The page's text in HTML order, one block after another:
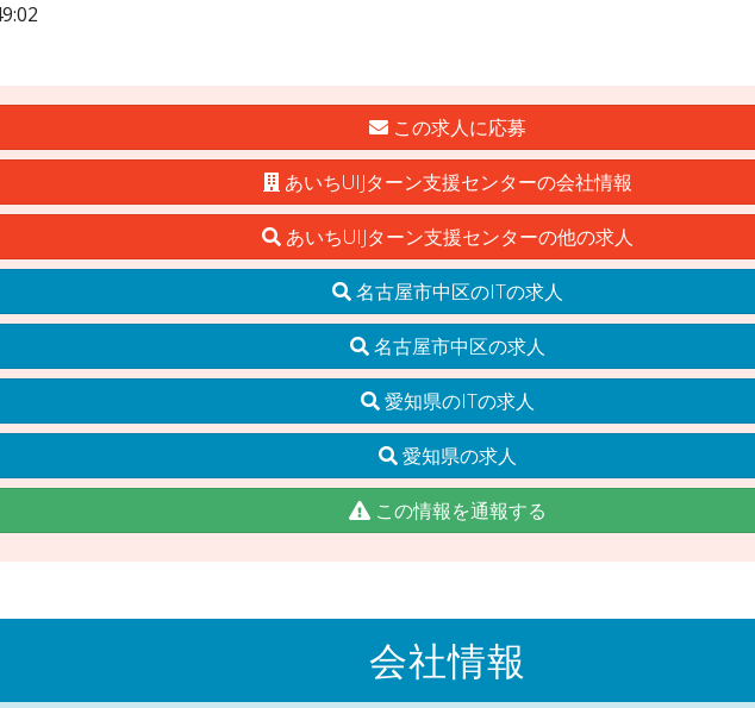
この求人に応募
あいちUIJターン支援センターの会社情報
あいちUIJターン支援センターの他の求人
名古屋市中区のITの求人
名古屋市中区の求人
愛知県のITの求人
愛知県の求人
この情報を通報する
会社情報